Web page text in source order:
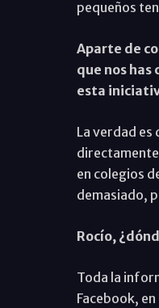
pequeños
Aparte de
que nos
esta
La verdad
en colegios
demasiado,
Rocío,
Toda la
Facebook, en